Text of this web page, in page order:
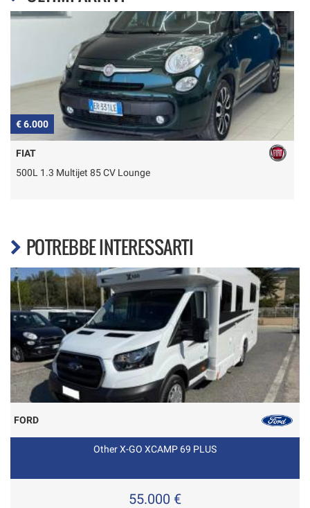
€ 6.000
FIAT
500L 1.3 Multijet 85 CV Lounge
POTREBBE INTERESSARTI
FORD
Other X-GO XCAMP 69 PLUS
55.000 €